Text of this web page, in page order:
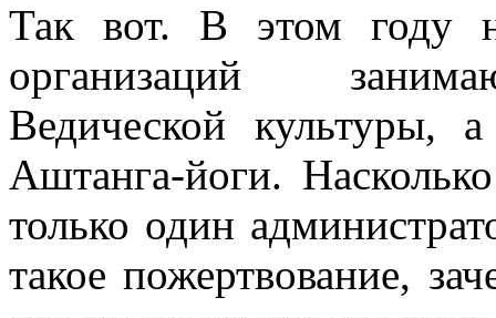
Так вот. В этом году
организаций
Ведической культуры,
Аштанга-йоги.
только один
такое пожертвование,